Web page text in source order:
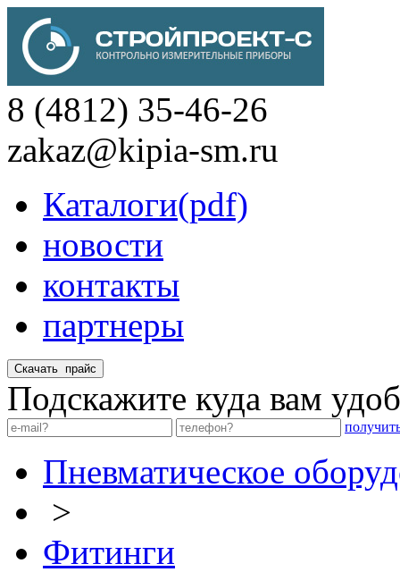
8 (4812) 35-46-26
zakaz@kipia-sm.ru
Каталоги(pdf)
новости
контакты
партнеры
Подскажите куда вам
Пневматическое
>
Фитинги